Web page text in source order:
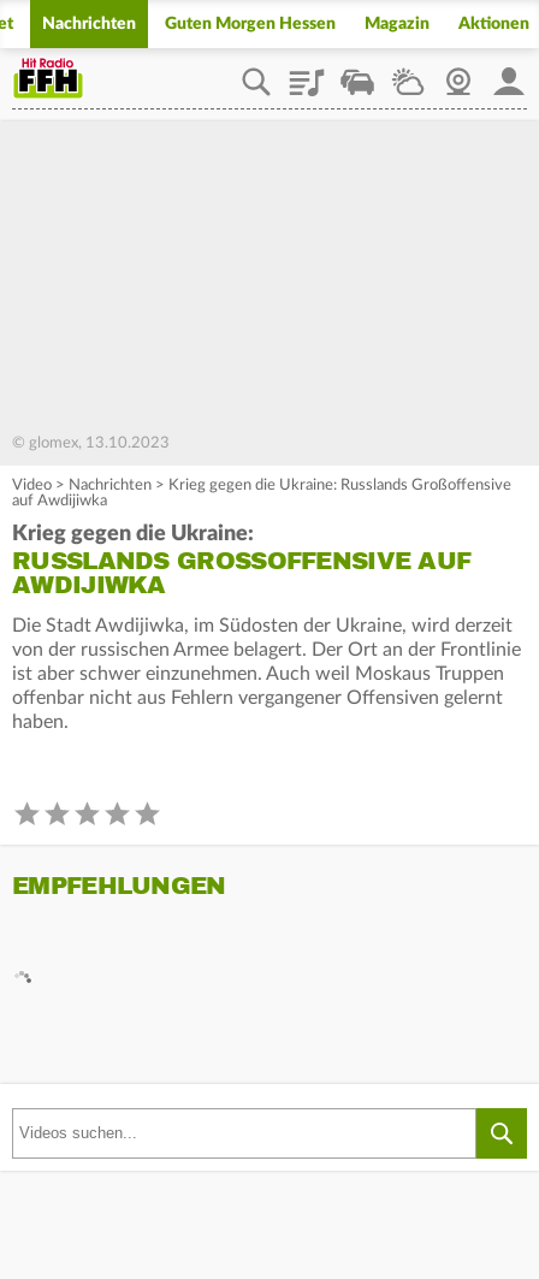
Nachrichten Guten Morgen Hessen Magazin Aktionen
PlaylistStaupilotWetterWebcam
© glomex, 13.10.2023
Video > Nachrichten > Krieg gegen die Ukraine: Russlands Großoffensive
auf Awdijiwka
Krieg gegen die Ukraine:
RUSSLANDS GROSSOFFENSIVE AUF A
WDIJIWKA
Die Stadt Awdijiwka, im Südosten der Ukraine, wird derzeit
von der russischen Armee belagert. Der Ort an der Frontlinie
ist aber schwer einzunehmen. Auch weil Moskaus Truppen
offenbar nicht aus Fehlern vergangener Offensiven gelernt
haben.
EMPFEHLUNGEN